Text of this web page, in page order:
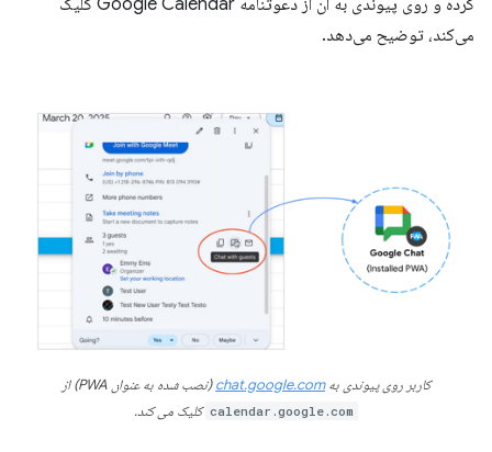
کرده و روی پیوندی به آن از دعوتنامه Google Calendar کلیک
می‌کند، توضیح می‌دهد.
کاربر روی پیوندی بهchat.google.com(نصب شده به عنوان PWA) از
calendar.google.com کلیک می کند.